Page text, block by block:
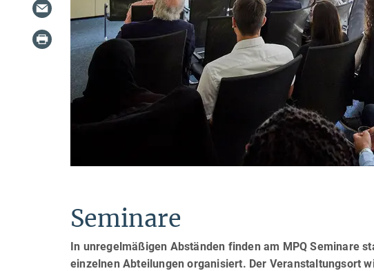
Seminare
In unregelmäßigen Abständen finden am MPQ Seminare
einzelnen Abteilungen organisiert. Der Veranstaltungsort